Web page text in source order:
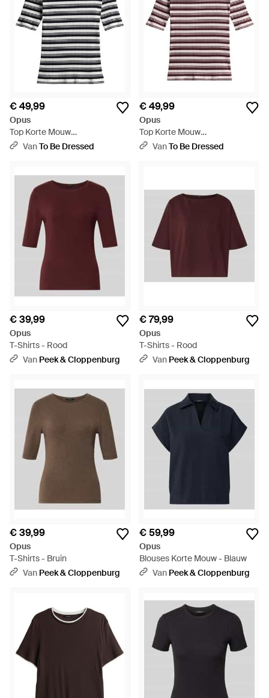
€ 49,99
Opus
Top Korte Mouw
10603914374452 - Zwart
VanTo Be Dressed
€ 49,99
Opus
Top Korte Mouw
10603914374452 - Paars
VanTo Be Dressed
€ 39,99
Opus
T-Shirts - Rood
Van Peek & Cloppenburg
€ 79,99
Opus
T-Shirts - Rood
Van Peek & Cloppenburg
€ 39,99
Opus
T-Shirts - Bruin
Van Peek & Cloppenburg
€ 59,99
Opus
Blouses Korte Mouw - Blauw
Van Peek & Cloppenburg